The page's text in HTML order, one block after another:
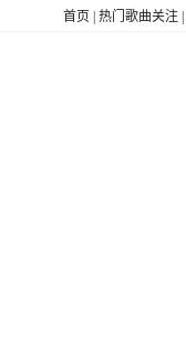
首页 热门歌曲关注